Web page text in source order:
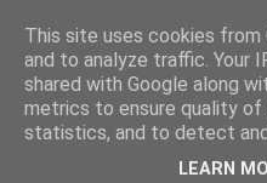
This site uses cookies
and to analyze traffic. Your
shared with Google along
metrics to ensure quality of
statistics, and to detect
LEARN